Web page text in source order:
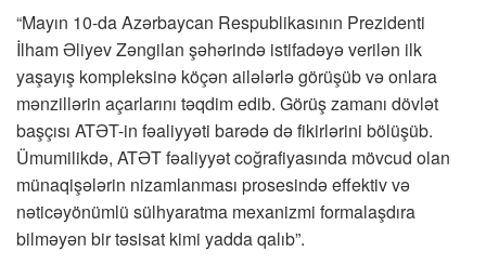
“Mayın 10-da Azərbaycan Respublikasının Prezidenti
İlham Əliyev Zəngilan şəhərində istifadəyə verilən ilk
yaşayış kompleksinə köçən ailələrlə görüşüb və onlara
mənzillərin açarlarını təqdim edib. Görüş zamanı dövlət
başçısı ATƏT-in fəaliyyəti barədə də fikirlərini bölüşüb.
Ümumilikdə, ATƏT fəaliyyət coğrafiyasında mövcud olan
münaqişələrin nizamlanması prosesində effektiv və
nəticəyönümlü sülhyaratma mexanizmi formalaşdıra
bilməyən bir təsisat kimi yadda qalıb”.